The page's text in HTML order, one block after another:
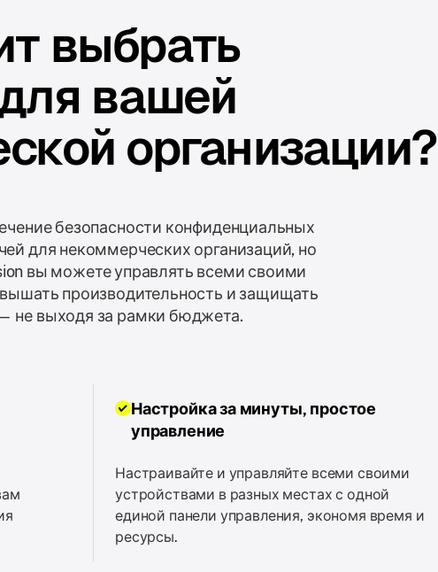
выбрать
вашей
организации?
безопасности конфиденциальных
для некоммерческих организаций, но
вы можете управлять всеми своими
производительность и защищать
не выходя за рамки бюджета.
Настройка за минуты, простое
управление
Настраивайте и управляйте всеми своими
устройствами в разных местах с одной
единой панели управления, экономя время и
ресурсы.